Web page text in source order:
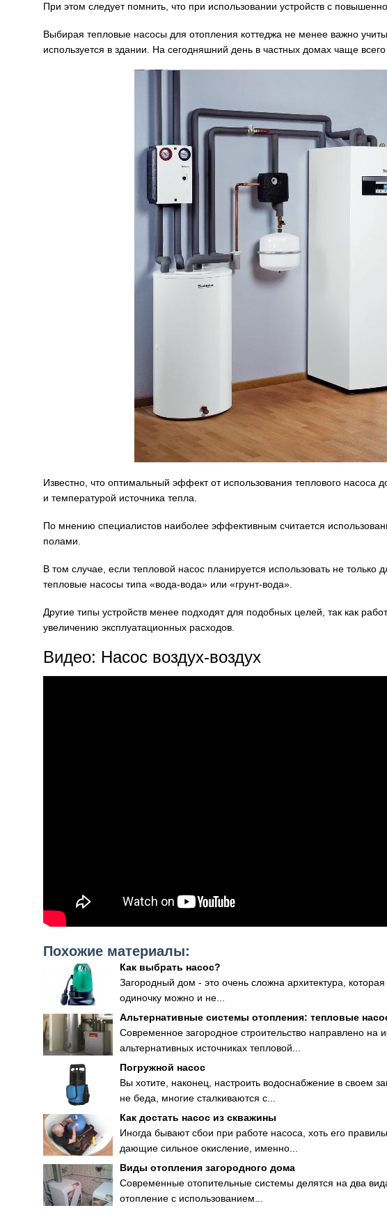
При этом следует помнить, что при использовании устройств с
Выбирая тепловые насосы для отопления коттеджа не менее важно
используется в здании. На сегодняшний день в частных домах чаще
Известно, что оптимальный эффект от использования теплового насоса
и температурой источника тепла.
По мнению специалистов наиболее эффективным считается
полами.
В том случае, если тепловой насос планируется использовать не
тепловые насосы типа «вода-вода» или «грунт-вода».
Другие типы устройств менее подходят для подобных целей, так как
увеличению эксплуатационных расходов.
Видео: Насос воздух-воздух
Похожие материалы:
Как выбрать насос?
Загородный дом - это очень сложна архитектура,
одиночку можно и не...
Альтернативные системы отопления: тепловые
Современное загородное строительство направлено
альтернативных источниках тепловой...
Погружной насос
Вы хотите, наконец, настроить водоснабжение в своем
не беда, многие сталкиваются с...
Как достать насос из скважины
Иногда бывают сбои при работе насоса, хоть его
дающие сильное окисление, именно...
Виды отопления загородного дома
Современные отопительные системы делятся на два
отопление с использованием...